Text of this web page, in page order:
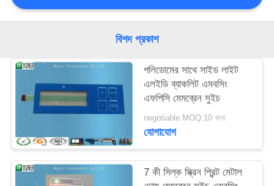
PRIVACY
POLICY
বিশদ প্রকাশ
পলিডোমের সাথে সাইড লাইট
এলইডি ব্যাকলিট এমবসিং
এফপিসি মেমব্রেন সুইচ
negotiable MOQ:10 খানা
যোগাযোগ
7 কী সিল্ক স্ক্রিন প্রিন্ট মেটাল